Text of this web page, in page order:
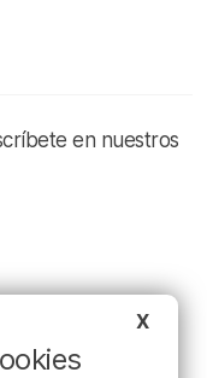
en nuestros
X